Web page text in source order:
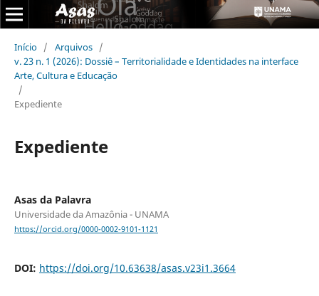
Início / Arquivos /
v. 23 n. 1 (2026): Dossiê – Territorialidade e Identidades na interface
Arte, Cultura e Educação
/
Expediente
Expediente
Asas da Palavra
Universidade da Amazônia - UNAMA
https://orcid.org/0000-0002-9101-1121
DOI: https://doi.org/10.63638/asas.v23i1.3664